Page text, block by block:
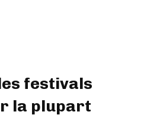
festivals
la plupart